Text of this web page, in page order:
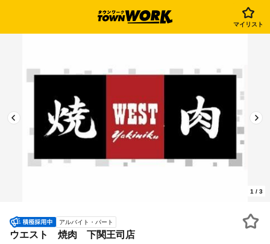
マイリスト
1 / 3
アルバイト・パート
ウエスト 焼肉 下関王司店